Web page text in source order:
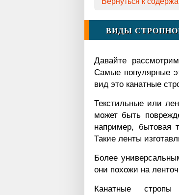
ВИДЫ
Давайте
Самые популярные
вид это канатные
Текстильные или
может быть
например, бытовая
Такие ленты
Более
они похожи на
Канатные